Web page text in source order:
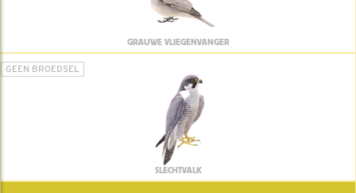
GRAUWE VLIEGENVANGER
GEEN BROEDSEL
SLECHTVALK